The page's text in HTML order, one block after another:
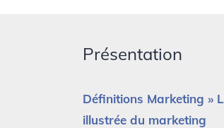
Présentation
Définitions Marketing »
illustrée du marketing